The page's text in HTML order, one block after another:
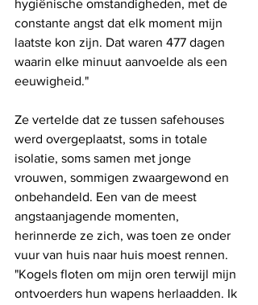
hygiënische omstandigheden, met de
constante angst dat elk moment mijn
laatste kon zijn. Dat waren 477 dagen
waarin elke minuut aanvoelde als een
eeuwigheid."
Ze vertelde dat ze tussen safehouses
werd overgeplaatst, soms in totale
isolatie, soms samen met jonge
vrouwen, sommigen zwaargewond en
onbehandeld. Een van de meest
angstaanjagende momenten,
herinnerde ze zich, was toen ze onder
vuur van huis naar huis moest rennen.
"Kogels floten om mijn oren terwijl mijn
ontvoerders hun wapens herlaadden. Ik